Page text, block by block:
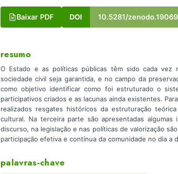
Baixar PDF DOI 10.5281/
resumo
O Estado e as políticas públicas têm sido cada vez
sociedade civil seja garantida, e no campo da
como objetivo identificar como foi estruturado o
participativos criados e as lacunas ainda existentes.
realizados resgates históricos da estruturação
cultural. Na terceira parte são apresentadas
discurso, na legislação e nas políticas de valorização
participação efetiva e contínua da comunidade no dia a
palavras-chave